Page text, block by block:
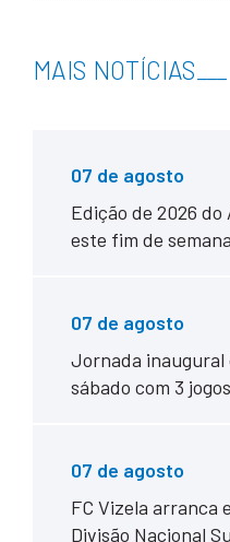
MAIS NOTÍCIAS
07 de agosto
Edição de 2026
este fim de semana
07 de agosto
Jornada inaugural
sábado com 3 jogos
07 de agosto
FC Vizela arranca
Divisão Nacional